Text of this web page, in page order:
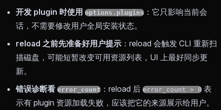
开发 plugin 时使用 options.plugins ：它只影响当前会
话，不需要修改用户全局安装状态。
reload 之前先准备好用户提示 ：reload 会触发 CLI 重新扫
描磁盘，可能短暂改变可用资源列表，UI 上最好同步更
新。
错误诊断看 error_count ：reload 后 error_count > 0 表
示有 plugin 资源加载失败，应该把它的来源展示给用户。